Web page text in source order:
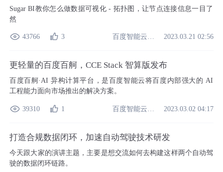
Sugar BI教你怎么做数据可视化 - 拓扑图，让节点连接信息一目了
然
43766 3 2023.03.21 02:56
更轻量的百度百舸，CCE Stack 智算版发布
百度百舸·AI 异构计算平台，是百度智能云将百度内部强大的 AI
工程能力面向市场推出的解决方案。
39310 1 2023.03.02 04:17
打造合规数据闭环，加速自动驾驶技术研发
今天跟大家的演讲主题，主要是想交流如何去构建这样两个自动驾
驶的数据闭环链路。